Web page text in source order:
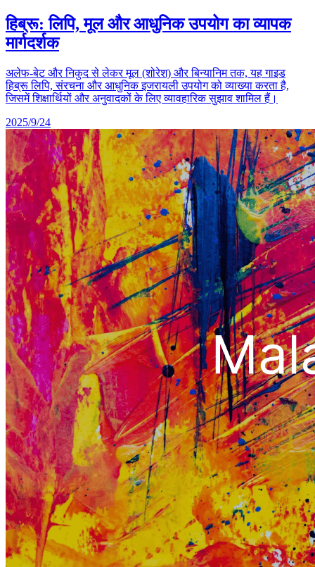
हिब्रू: लिपि, मूल और आधुनिक उपयोग का व्यापक
मार्गदर्शक
अलेफ-बेट और निकुद से लेकर मूल (शोरेश) और बिन्यानिम तक, यह गाइड
हिब्रू लिपि, संरचना और आधुनिक इजरायली उपयोग को व्याख्या करता है,
जिसमें शिक्षार्थियों और अनुवादकों के लिए व्यावहारिक सुझाव शामिल हैं।
2025/9/24